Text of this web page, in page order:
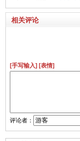
相关评论
[手写输入] [表情]
评论者：